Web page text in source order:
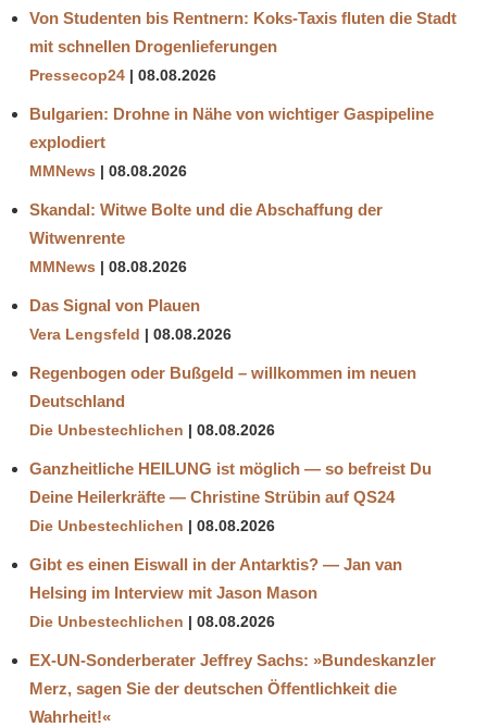
Von Studenten bis Rentnern: Koks‑Taxis fluten die Stadt
mit schnellen Drogenlieferungen
Pressecop24 08.08.2026
Bulgarien: Drohne in Nähe von wichtiger Gaspipeline
explodiert
MMNews 08.08.2026
Skandal: Witwe Bolte und die Abschaffung der
Witwenrente
MMNews 08.08.2026
Das Signal von Plauen
Vera Lengsfeld 08.08.2026
Regenbogen oder Bußgeld – willkommen im neuen
Deutschland
Die Unbestechlichen 08.08.2026
Ganzheitliche HEILUNG ist möglich — so befreist Du
Deine Heilerkräfte — Christine Strübin auf QS24
Die Unbestechlichen 08.08.2026
Gibt es einen Eiswall in der Antarktis? — Jan van
Helsing im Interview mit Jason Mason
Die Unbestechlichen 08.08.2026
EX-UN-Sonderberater Jeffrey Sachs: »Bundeskanzler
Merz, sagen Sie der deutschen Öffentlichkeit die
Wahrheit!«